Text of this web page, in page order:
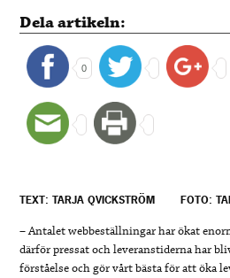
Dela artikeln:
0
TEXT: TARJA QVICKSTRÖM FOTO:
– Antalet webbeställningar har ökat
därför pressat och leveranstiderna har
förståelse och gör vårt bästa för att öka